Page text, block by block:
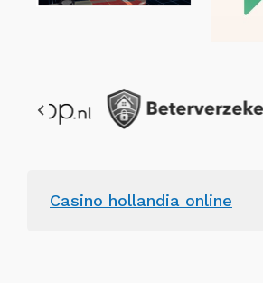
Casino hollandia online